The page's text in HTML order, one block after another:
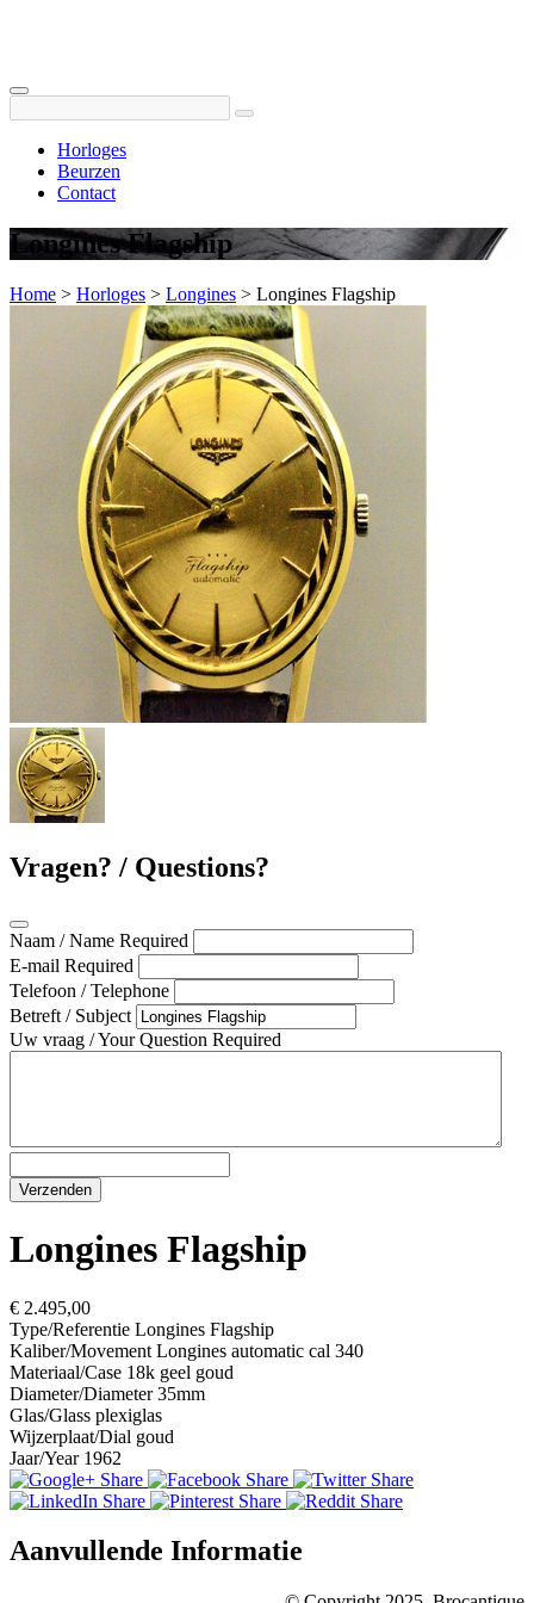
Horloges
Beurzen
Contact
Longines Flagship
Home > Horloges > Longines > Longines Flagship
Vragen? / Questions?
Naam / Name Required
E-mail Required
Telefoon / Telephone
Betreft / Subject
Uw vraag / Your Question Required
Longines Flagship
€ 2.495,00
Type/Referentie Longines Flagship
Kaliber/Movement Longines automatic cal 340
Materiaal/Case 18k geel goud
Diameter/Diameter35mm
Glas/Glass plexiglas
Wijzerplaat/Dial goud
Jaar/Year 1962
Aanvullende Informatie